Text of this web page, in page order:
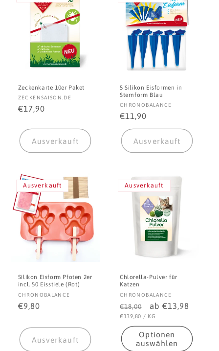
Zeckenkarte 10er Paket
Anbieter:
ZECKENSAISON.DE
Normaler
€17,90
Ausverkauft
5 Silikon Eisformen in
Sternform Blau
Anbieter:
CHRONOBALANCE
Normaler
Preis
€11,90
Ausverkauft
Ausverkauft
Silikon Eisform Pfoten 2er
incl. 50 Eisstiele (Rot)
Anbieter:
CHRONOBALANCE
Normaler
€9,80
Ausverkauft
Ausverkauft
Chlorella-Pulver für
Katzen
Anbieter:
CHRONOBALANCE
Normaler
Preis
€18,00 Verkaufspreis
ab €13,98
STÜCKPREIS
€139,80 / PRO
KG
Optionen
auswählen